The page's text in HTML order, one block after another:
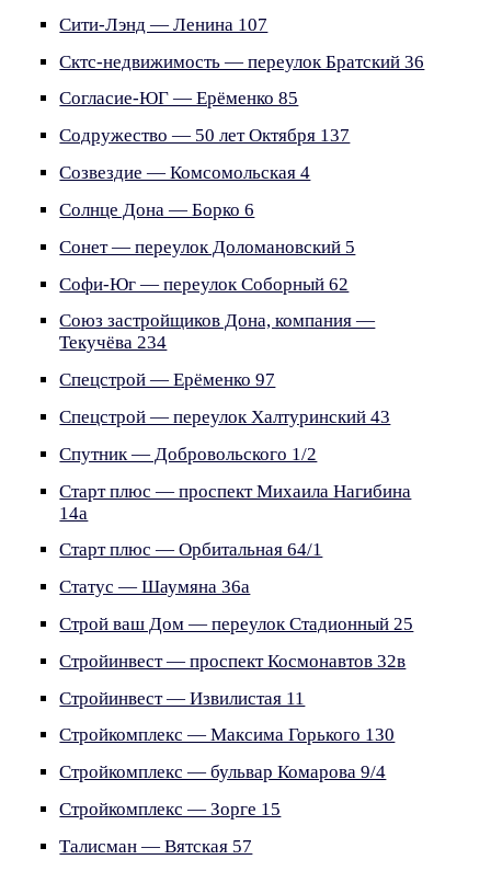
Сити-Лэнд — Ленина 107
Сктс-недвижимость — переулок Братский 36
Согласие-ЮГ — Ерёменко 85
Содружество — 50 лет Октября 137
Созвездие — Комсомольская 4
Солнце Дона — Борко 6
Сонет — переулок Доломановский 5
Софи-Юг — переулок Соборный 62
Союз застройщиков Дона, компания —
Текучёва 234
Спецстрой — Ерёменко 97
Спецстрой — переулок Халтуринский 43
Спутник — Добровольского 1/2
Старт плюс — проспект Михаила Нагибина
14а
Старт плюс — Орбитальная 64/1
Статус — Шаумяна 36а
Строй ваш Дом — переулок Стадионный 25
Стройинвест — проспект Космонавтов 32в
Стройинвест — Извилистая 11
Стройкомплекс — Максима Горького 130
Стройкомплекс — бульвар Комарова 9/4
Стройкомплекс — Зорге 15
Талисман — Вятская 57